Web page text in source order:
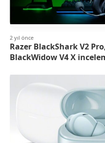
2 yıl önce
Razer BlackShark V2
BlackWidow V4 X